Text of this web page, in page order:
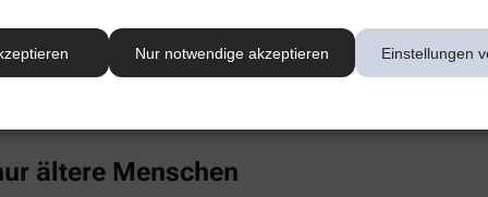
Nur notwendige akzeptieren Einstellungen
kann sich in der Gefäßwand ablagern, chronische
unter anderem mit einem deutlich gesteigerten Risiko
im Blut ist überwiegend genetisch bestimmt,
gesunden Lebensstil merklich senken (wenngleich
im Leben bestimmen zu lassen.
ältere Menschen